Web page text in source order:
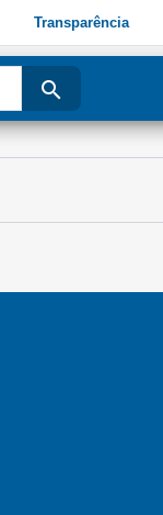
Transparência
search